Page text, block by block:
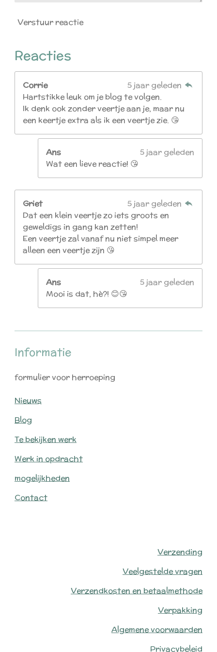
Verstuur reactie
Reacties
Corrie
5 jaar geleden
Hartstikke leuk om je blog te volgen.
Ik denk ook zonder veertje aan je, maar nu
een keertje extra als ik een veertje zie. 😘
Ans
5 jaar geleden
Wat een lieve reactie! 😘
Griet
5 jaar geleden
Dat een klein veertje zo iets groots en
geweldigs in gang kan zetten!
Een veertje zal vanaf nu niet simpel meer
alleen een veertje zijn 😘
Ans
5 jaar geleden
Mooi is dat, hè?! 😊😘
Informatie
formulier voor herroeping
Nieuws
Blog
Te bekijken werk
Werk in opdracht
mogelijkheden
Contact
Verzending
Veelgestelde vragen
Verzendkosten en betaalmethode
Verpakking
Algemene voorwaarden
Privacybeleid